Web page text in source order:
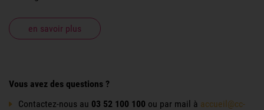
en savoir plus
Vous avez des questions ?
Contactez-nous au 03 52 100 100 ou par mail à accueil@cc-